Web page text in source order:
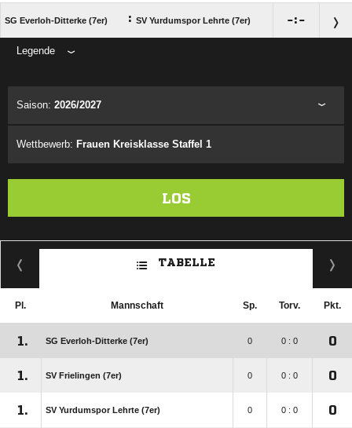
SG Everloh-Ditterke (7er) : SV Yurdumspor Lehrte (7er) :
Legende
Saison: 2026/2027
Wettbewerb: Frauen Kreisklasse Staffel 1
LOS
TABELLE
Pl. Mannschaft Sp. Torv. Pkt.
1. SG Everloh-Ditterke (7er) 0 0 : 0 0
1. SV Frielingen (7er) 0 0 : 0 0
1. SV Yurdumspor Lehrte (7er) 0 0 : 0 0